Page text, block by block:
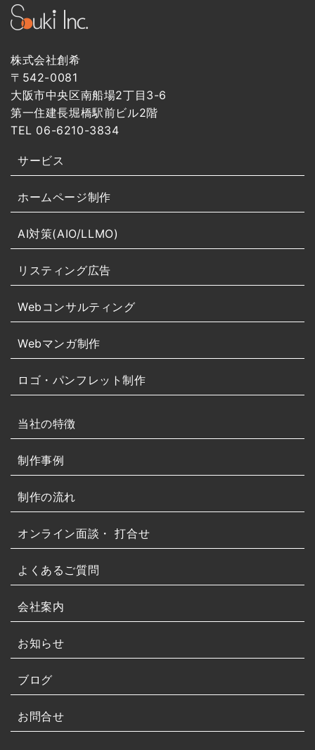
株式会社創希
〒542-0081
大阪市中央区南船場2丁目3-6
第一住建長堀橋駅前ビル2階
TEL 06-6210-3834
サービス
ホームページ制作
AI対策(AIO/LLMO)
リスティング広告
Webコンサルティング
Webマンガ制作
ロゴ・パンフレット制作
当社の特徴
制作事例
制作の流れ
オンライン面談・ 打合せ
よくあるご質問
会社案内
お知らせ
ブログ
お問合せ